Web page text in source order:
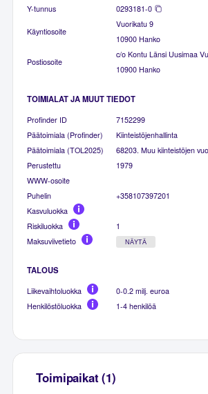
Y-tunnus
0293181-0
Käyntiosoite
Vuorikatu 9
10900 Hanko
Postiosoite
c/o Kontu Länsi Uusimaa
10900 Hanko
TOIMIALAT JA MUUT TIEDOT
Profinder ID
7152299
Päätoimiala (Profinder)
Kiinteistöjenhallinta
Päätoimiala (TOL2025)
68203. Muu kiinteistöjen
Perustettu
1979
WWW-osoite
Puhelin
+358107397201
Kasvuluokka
Riskiluokka
1
Maksuviivetieto
NÄYTÄ
TALOUS
Liikevaihtoluokka
0-0.2 milj. euroa
Henkilöstöluokka
1-4 henkilöä
Toimipaikat (1)